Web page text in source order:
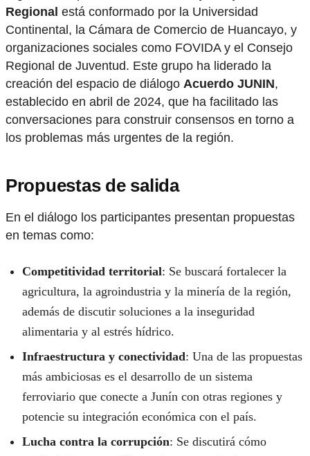
Regional está conformado por la Universidad
Continental, la Cámara de Comercio de Huancayo, y
organizaciones sociales como FOVIDA y el Consejo
Regional de Juventud. Este grupo ha liderado la
creación del espacio de diálogo Acuerdo JUNIN,
establecido en abril de 2024, que ha facilitado las
conversaciones para construir consensos en torno a
los problemas más urgentes de la región.
Propuestas de salida
En el diálogo los participantes presentan propuestas
en temas como:
Competitividad territorial: Se buscará fortalecer la
agricultura, la agroindustria y la minería de la región,
además de discutir soluciones a la inseguridad
alimentaria y al estrés hídrico.
Infraestructura y conectividad: Una de las propuestas
más ambiciosas es el desarrollo de un sistema
ferroviario que conecte a Junín con otras regiones y
potencie su integración económica con el país.
Lucha contra la corrupción: Se discutirá cómo